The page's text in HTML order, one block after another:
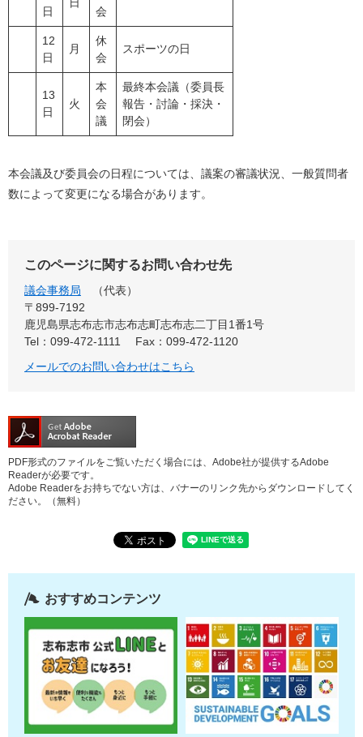
日
日
会
12
日
月
休
会
スポーツの日
13
日
火
本
会
議
最終本会議（委員長
報告・討論・採決・
閉会）
本会議及び委員会の日程については、議案の審議状況、一般質問者
数によって変更になる場合があります。
このページに関するお問い合わせ先
議会事務局
代表
〒899-7192
鹿児島県志布志市志布志町志布志二丁目1番1号
Tel：099-472-1111
Fax：099-472-1120
メールでのお問い合わせはこちら
PDF形式のファイルをご覧いただく場合には、Adobe社が提供するAdobe
Readerが必要です。
Adobe Readerをお持ちでない方は、バナーのリンク先からダウンロードしてく
ださい。（無料）
おすすめコンテンツ